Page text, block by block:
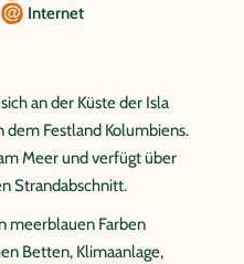
Internet
an der Küste der Isla
Festland Kolumbiens.
Meer und verfügt über
Strandabschnitt.
meerblauen Farben
Betten, Klimaanlage,